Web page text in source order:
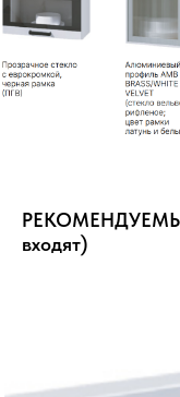
входят)